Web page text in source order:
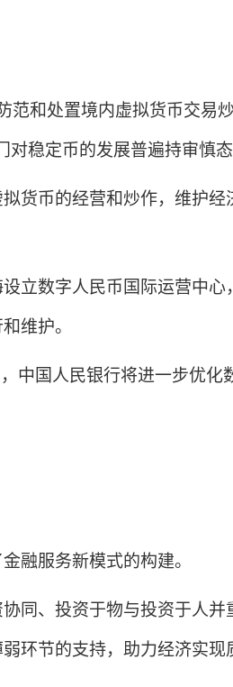
和处置境内虚拟货币交易
稳定币的发展普遍持审慎态
币的经营和炒作，维护经
数字人民币国际运营中心
维护。
国人民银行将进一步优化
服务新模式的构建。
、投资于物与投资于人并
环节的支持，助力经济实现